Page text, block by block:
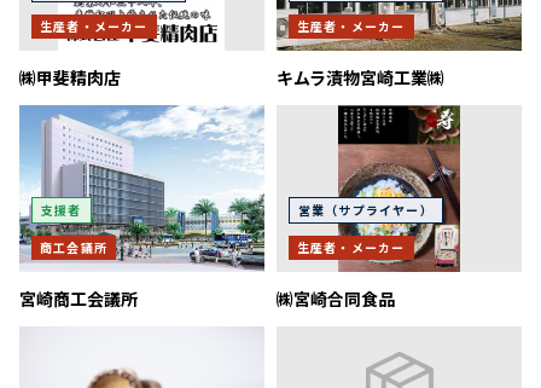
生産者・メーカー
㈱甲斐精肉店
生産者・メーカー
キムラ漬物宮崎工業㈱
支援者
商工会議所
宮崎商工会議所
営業（サプライヤー）
生産者・メーカー
㈱宮崎合同食品